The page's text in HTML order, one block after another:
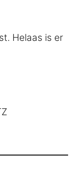
Helaas is er